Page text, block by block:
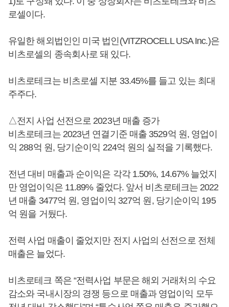
로셀이다.
유일한 해외법인인 미국 법인(VITZROCELL USA Inc.)은
비츠로셀의 종속회사로 돼 있다.
비츠로테크는 비츠로셀 지분 33.45%를 들고 있는 최대
주주다.
△전지 사업 선전으로 2023년 매출 증가
비츠로테크는 2023년 연결기준 매출 3529억 원, 영업이
익 288억 원, 당기순이익 224억 원의 실적을 기록했다.
전년 대비 매출과 순이익은 각각 1.50%, 14.67% 늘었지
만 영업이익은 11.89% 줄었다. 앞서 비츠로테크는 2022
년 매출 3477억 원, 영업이익 327억 원, 당기순이익 195
억 원을 거뒀다.
전력 사업 매출이 줄었지만 전지 사업의 선전으로 전체
매출은 늘었다.
비츠로테크 쪽은 “전력사업 부문은 해외 거래처의 수요
감소와 국내시장의 경쟁 등으로 매출과 영업이익 모두